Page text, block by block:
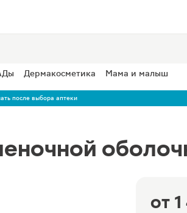
Дермакосметика Мама и малыш
после выбора аптеки
от